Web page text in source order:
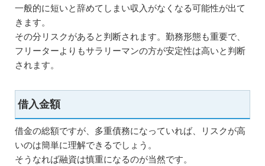
一般的に短いと辞めてしまい収入がなくなる可能性が出て
きます。
その分リスクがあると判断されます。勤務形態も重要で、
フリーターよりもサラリーマンの方が安定性は高いと判断
されます。
借入金額
借金の総額ですが、多重債務になっていれば、リスクが高
いのは簡単に理解できるでしょう。
そうなれば融資は慎重になるのが当然です。